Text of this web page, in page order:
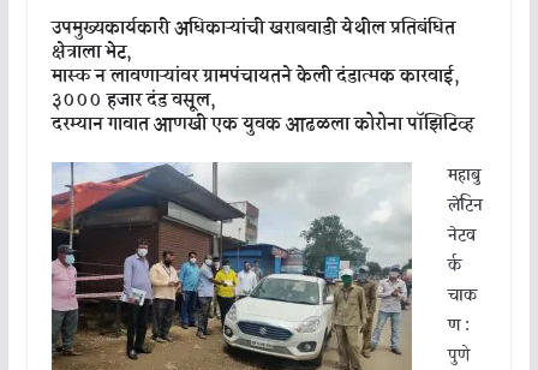
उपमुख्यकार्यकारी अधिकाऱ्यांची खराबवाडी येथील प्रतिबंधित
क्षेत्राला भेट,
मास्क न लावणाऱ्यांवर ग्रामपंचायतने केली दंडात्मक कारवाई,
३००० हजार दंड वसूल,
दरम्यान गावात आणखी एक युवक आढळला कोरोना पॉझिटिव्ह
महाबु
लेटिन
नेटव
र्क
चाक
ण :
पुणे